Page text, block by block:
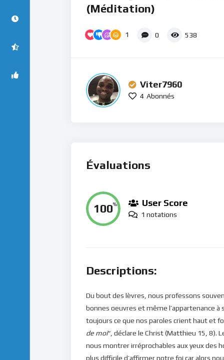
(Méditation)
1 0 538
Viter7960
4 Abonnés
Évaluations
100% User Score
1 notations
Descriptions:
Du bout des lèvres, nous professons
bonnes oeuvres et même l’appartenance
toujours ce que nos paroles crient haut et
de moi“, déclare le Christ (Matthieu 15, 8).
nous montrer irréprochables aux yeux des
plus difficile d’affirmer notre foi car alors